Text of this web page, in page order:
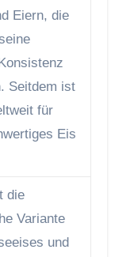
Eiern, die
Seitdem ist
für
Eis
die
Variante
und